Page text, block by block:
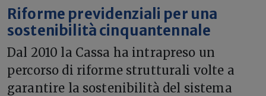
Riforme previdenziali per una
sostenibilità cinquantennale
Dal 2010 la Cassa ha intrapreso un
percorso di riforme strutturali volte a
garantire la sostenibilità del sistema